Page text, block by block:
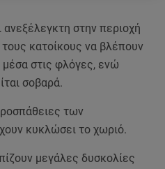
ανεξέλεγκτη στην περιοχή
τους κατοίκους να βλέπουν
μέσα στις φλόγες, ενώ
σοβαρά.
των
κυκλώσει το χωριό.
μεγάλες δυσκολίες